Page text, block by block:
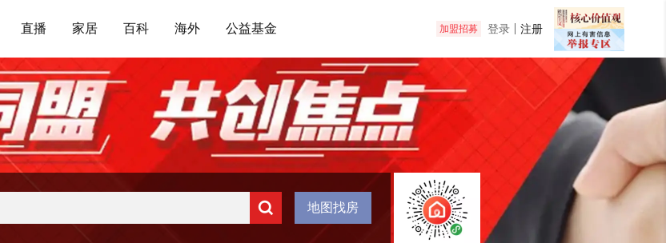
直播 家居 百科 海外 公益基金 加盟招募 登录 注册
地图找房